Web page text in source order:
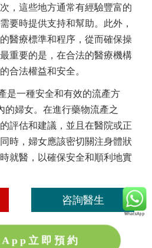
，這些地方通常有經驗豐富的
要時提供支持和幫助。此外，
醫療標準和程序，從而確保操
重要的是，在合法的醫療機構
合法權益和安全。
是一種安全和有效的流產方
的婦女。在進行藥物流產之
評估和建議，並且在醫院或正
時，婦女應該密切關注身體狀
就醫，以確保安全和順利地實
咨詢醫生
立即預約